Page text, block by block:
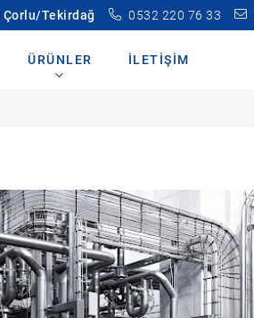
Çorlu/Tekirdağ 0532 220 76 33
ÜRÜNLER İLETIŞIM